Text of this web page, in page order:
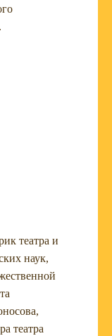
театра и
наук,
театра